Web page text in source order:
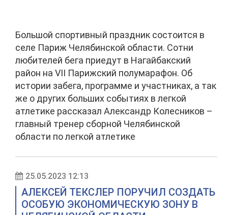
Большой спортивный праздник состоится в
селе Париж Челябинской области. Сотни
любителей бега приедут в Нагайбакский
район на VII Парижский полумарафон. Об
истории забега, программе и участниках, а так
же о других больших событиях в легкой
атлетике рассказал Александр Колесников –
главный тренер сборной Челябинской
области по легкой атлетике
25.05.2023 12:13
АЛЕКСЕЙ ТЕКСЛЕР ПОРУЧИЛ СОЗДАТЬ
ОСОБУЮ ЭКОНОМИЧЕСКУЮ ЗОНУ В